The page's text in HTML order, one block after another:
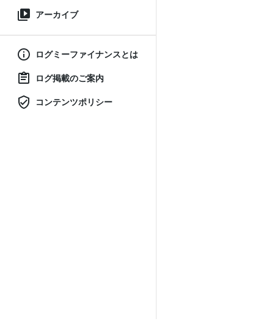
アーカイブ
ログミーファイナンスとは
ログ掲載のご案内
コンテンツポリシー